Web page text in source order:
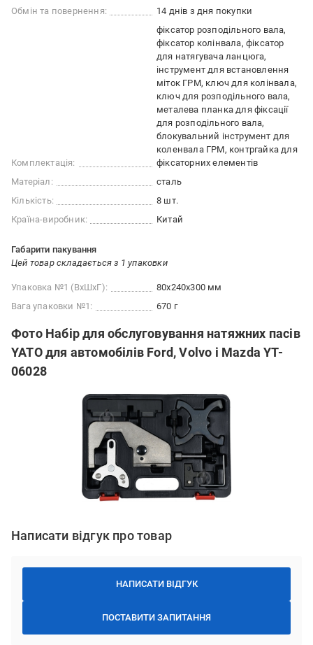
Обмін та повернення: 14 днів з дня покупки
Комплектація:
фіксатор розподільного вала,
фіксатор колінвала, фіксатор
для натягувача ланцюга,
інструмент для встановлення
міток ГРМ, ключ для колінвала,
ключ для розподільного вала,
металева планка для фіксації
для розподільного вала,
блокувальний інструмент для
коленвала ГРМ, контргайка для
фіксаторних елементів
Матеріал:
сталь
Кількість:
8 шт.
Країна-виробник:
Китай
Габарити пакування
Цей товар складається з 1 упаковки
Упаковка №1 (ВхШхГ):
80x240x300 мм
Вага упаковки №1:
670 г
Фото Набір для обслуговування натяжних пасів
YATO для автомобілів Ford, Volvo і Mazda YT-
06028
Написати відгук про товар
НАПИСАТИ ВІДГУК
ПОСТАВИТИ ЗАПИТАННЯ